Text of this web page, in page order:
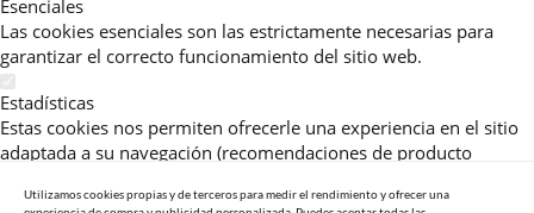
Esenciales
Las cookies esenciales son las estrictamente necesarias para
garantizar el correcto funcionamiento del sitio web.
Estadísticas
Estas cookies nos permiten ofrecerle una experiencia en el sitio
adaptada a su navegación (recomendaciones de producto
consultadas, etc).Al activar esta cookie, nos ayuda a mejorar aún
Utilizamos cookies propias y de terceros para medir el rendimiento y ofrecer una